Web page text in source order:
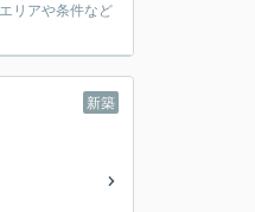
リアや条件など
新築